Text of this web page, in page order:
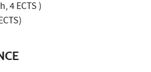
4 ECTS )